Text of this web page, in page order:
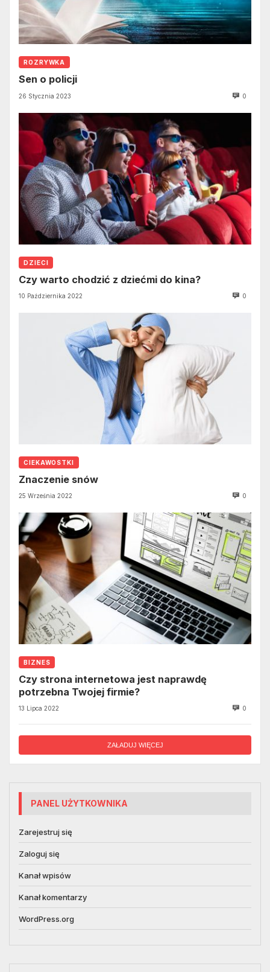
ROZRYWKA
Sen o policji
26 Stycznia 2023 0
DZIECI
Czy warto chodzić z dziećmi do kina?
10 Października 2022 0
CIEKAWOSTKI
Znaczenie snów
25 Września 2022 0
BIZNES
Czy strona internetowa jest naprawdę
potrzebna Twojej firmie?
13 Lipca 2022 0
ZAŁADUJ WIĘCEJ
PANEL UŻYTKOWNIKA
Zarejestruj się
Zaloguj się
Kanał wpisów
Kanał komentarzy
WordPress.org